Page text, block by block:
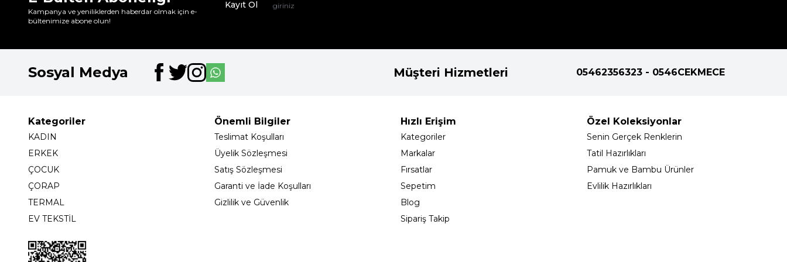
Kampanya ve yeniliklerden haberdar olmak için e-
bültenimize abone olun!
Kayıt Ol
Sosyal Medya Müşteri Hizmetleri 05462356323 - 0546CEKMECE
Kategoriler
KADIN
ERKEK
ÇOCUK
ÇORAP
TERMAL
EV TEKSTİL
Önemli Bilgiler
Teslimat Koşulları
Üyelik Sözleşmesi
Satış Sözleşmesi
Garanti ve İade Koşulları
Gizlilik ve Güvenlik
Hızlı Erişim
Kategoriler
Markalar
Fırsatlar
Sepetim
Blog
Sipariş Takip
Özel Koleksiyonlar
Senin Gerçek Renklerin
Tatil Hazırlıkları
Pamuk ve Bambu Ürünler
Evlilik Hazırlıkları